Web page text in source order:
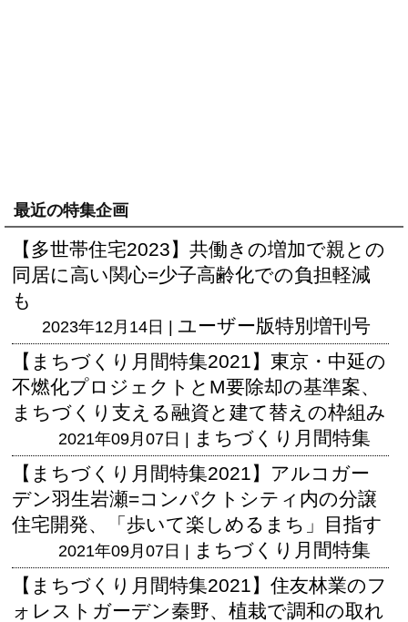
最近の特集企画
【多世帯住宅2023】共働きの増加で親との
同居に高い関心=少子高齢化での負担軽減
も
2023年12月14日 | ユーザー版特別増刊号
【まちづくり月間特集2021】東京・中延の
不燃化プロジェクトとM要除却の基準案、
まちづくり支える融資と建て替えの枠組み
2021年09月07日 | まちづくり月間特集
【まちづくり月間特集2021】アルコガー
デン羽生岩瀬=コンパクトシティ内の分譲
住宅開発、「歩いて楽しめるまち」目指す
2021年09月07日 | まちづくり月間特集
【まちづくり月間特集2021】住友林業のフ
ォレストガーデン秦野、植栽で調和の取れ